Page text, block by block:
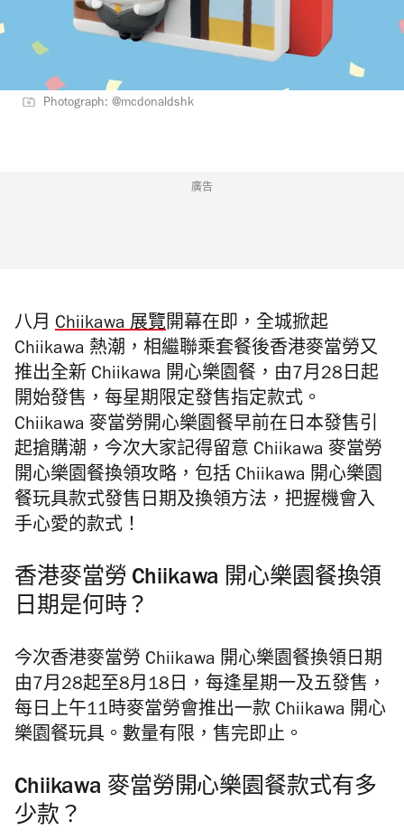
Photograph: @mcdonaldshk
廣告
八月 Chiikawa 展覽開幕在即，全城掀起
Chiikawa 熱潮，相繼聯乘套餐後香港麥當勞又
推出全新 Chiikawa 開心樂園餐，由7月28日起
開始發售，每星期限定發售指定款式。
Chiikawa 麥當勞開心樂園餐早前在日本發售引
起搶購潮，今次大家記得留意 Chiikawa 麥當勞
開心樂園餐換領攻略，包括 Chiikawa 開心樂園
餐玩具款式發售日期及換領方法，把握機會入
手心愛的款式！
香港麥當勞 Chiikawa 開心樂園餐換領
日期是何時？
今次香港麥當勞 Chiikawa 開心樂園餐換領日期
由7月28起至8月18日，每逢星期一及五發售，
每日上午11時麥當勞會推出一款 Chiikawa 開心
樂園餐玩具。數量有限，售完即止。
Chiikawa 麥當勞開心樂園餐款式有多
少款？